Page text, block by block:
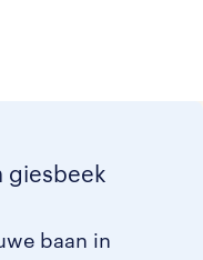
giesbeek
baan in